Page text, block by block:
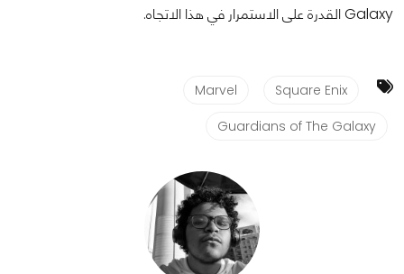
Galaxy القدرة على الاستمرار في هذا الاتجاه.
Square Enix
Marvel
Guardians of The Galaxy